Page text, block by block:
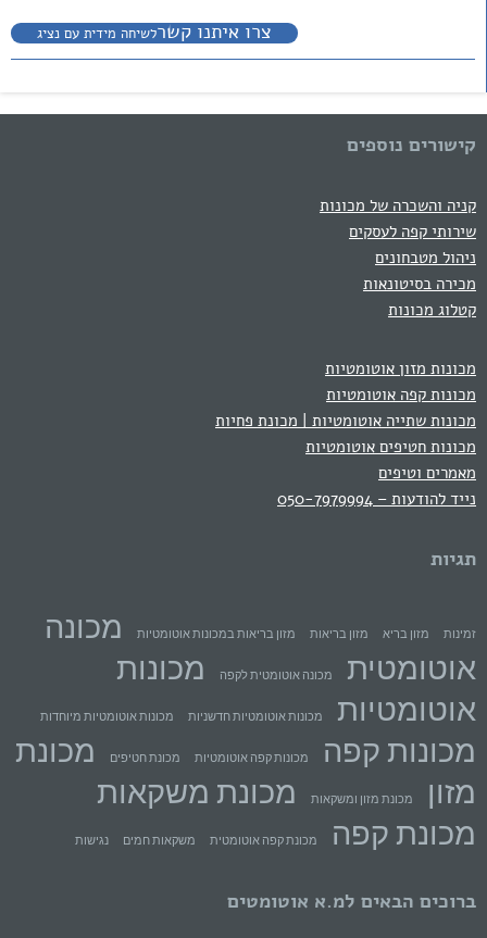
צרו איתנו קשרלשיחה מידית עם נציג
קישורים נוספים
קניה והשכרה של מכונות
שירותי קפה לעסקים
ניהול מטבחונים
מכירה בסיטונאות
קטלוג מכונות
מכונות מזון אוטומטיות
מכונות קפה אוטומטיות
מכונות שתייה אוטומטיות | מכונת פחיות
מכונות חטיפים אוטומטיות
מאמרים וטיפים
נייד להודעות – 050-7979994
תגיות
זמינות מזון בריא מזון בריאות מזון בריאות במכונות אוטומטיות
מכונה
אוטומטית
מכונה אוטומטית לקפה
מכונות
אוטומטיות
מכונות אוטומטיות חדשניות מכונות אוטומטיות מיוחדות
מכונות קפה מכונות קפה אוטומטיות מכונת חטיפים
מכונת
מזון
מכונת מזון ומשקאות
מכונת משקאות
מכונת קפה
מכונת קפה אוטומטית משקאות חמים נגישות
ברוכים הבאים למ.א אוטומטים